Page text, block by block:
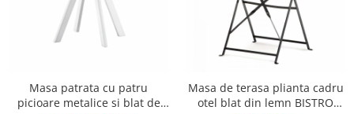
Vitrina bar / retrobar
Accesorii
Blaturi din PAL
Blaturi din MDF
Masa patrata cu patru
picioare metalice si blat de
Masa de terasa plianta cadru
otel blat din lemn BISTRO